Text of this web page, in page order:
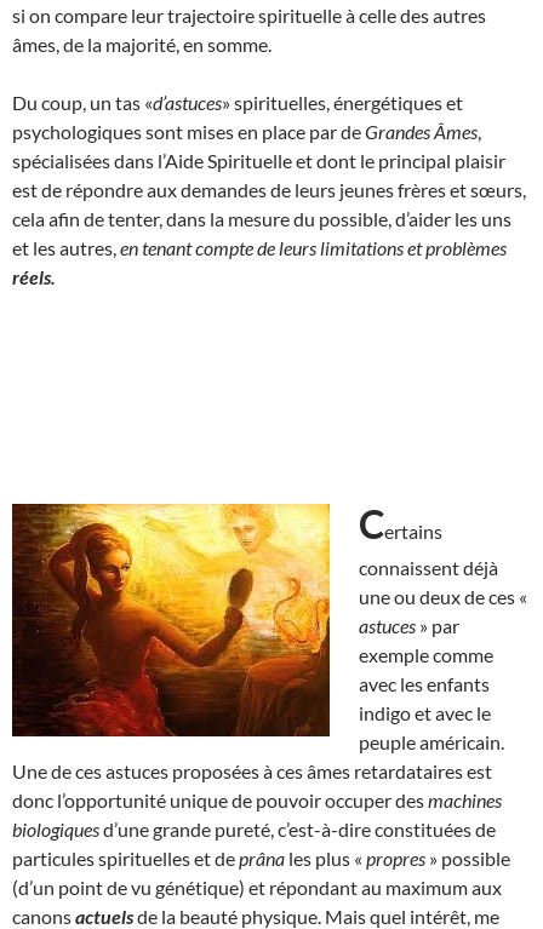
si on compare leur trajectoire spirituelle à celle des autres
âmes, de la majorité, en somme.
Du coup, un tas «d’astuces» spirituelles, énergétiques et
psychologiques sont mises en place par deGrandes Âmes
spécialisées dans l’Aide Spirituelle et dont le principal plaisir
est de répondre aux demandes de leurs jeunes frères et sœurs,
cela afin de tenter, dans la mesure du possible, d’aider les uns
et les autres, en tenant compte de leurs limitations et problèmes
réels.
Certains
connaissent déjà
une ou deux de ces «
astuces » par
exemple comme
avec les enfants
indigo et avec le
peuple américain.
Une de ces astuces proposées à ces âmes retardataires est
donc l’opportunité unique de pouvoir occuper desmachines
biologiquesd’une grande pureté, c’est-à-dire constituées de
particules spirituelles et deprâna les plus « propres » possible
(d’un point de vu génétique) et répondant au maximum aux
canonsactuelsde la beauté physique. Mais quel intérêt, me